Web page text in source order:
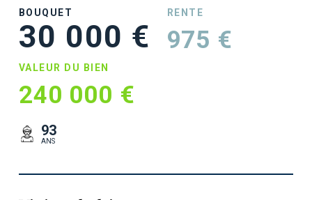
BOUQUET
30 000 €
RENTE
975 €
VALEUR DU BIEN
240 000 €
93
ANS